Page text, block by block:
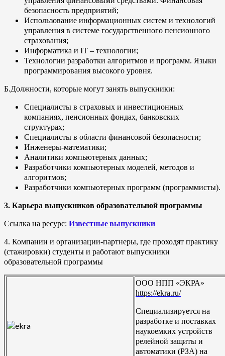
безопасность предприятий;
Использование информационных систем и технологий
управления в системе государственного пенсионного
страхования;
Информатика и IT – технологии;
Технологии разработки алгоритмов и программ. Языки
программирования высокого уровня.
Б.Должности, которые могут занять выпускники:
Специалисты в страховых и инвестиционных
компаниях, пенсионных фондах, банковских
структурах;
Специалисты в области финансовой безопасности;
Инженеры-математики;
Аналитики компьютерных данных;
Разработчики компьютерных моделей, методов и
алгоритмов;
Разработчики компьютерных программ (программисты).
3. Карьера выпускников образовательной программы
Ссылка на ресурс: Известные выпускники
4. Компании и организации-партнеры, где проходят практику
(стажировки) студенты и работают выпускники
образовательной программы
ООО НПП «ЭКРА»
https://ekra.ru/
Специализируется на
разработке и поставках
наукоемких устройств
релейной защиты и
автоматики (РЗА) на